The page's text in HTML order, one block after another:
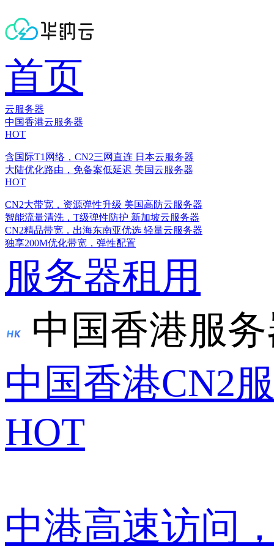
首页
云服务器
中国香港云服务器
HOT
含国际T1网络，CN2三网直连 日本云服务器
大陆优化路由，免备案低延迟 美国云服务器
HOT
CN2大带宽，资源弹性升级 美国高防云服务器
智能流量清洗，T级弹性防护 新加坡云服务器
CN2精品带宽，出海东南亚优选 轻量云服务器
独享200M优化带宽，弹性配置
服务器租用
中国香港服
中国香港CN2
HOT
中港高速访问